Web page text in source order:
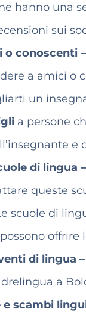
hanno una
sui
o conoscenti –
a amici o
un
a persone
e
di lingua –
queste
scuole di
offrire
di lingua –
a
e scambi